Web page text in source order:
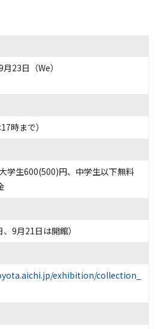
23日（We）
時まで）
学生600(500)円、中学生以下無料
9月21日は開館）
exhibition/collection_